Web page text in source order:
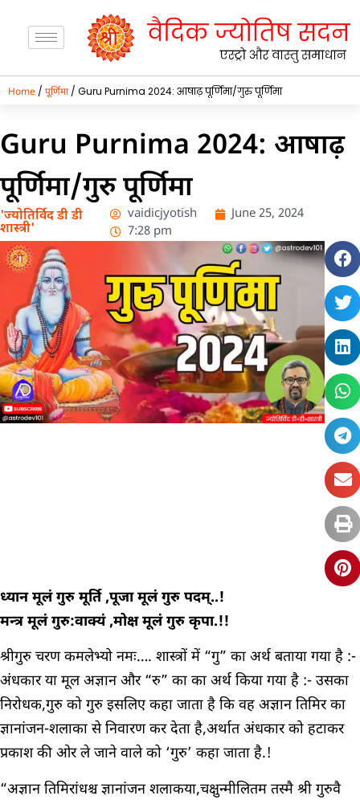
Home / पूर्णिमा/ Guru Purnima 2024: आषाढ़ पूर्णिमा/गुरु पूर्णिमा
Guru Purnima 2024: आषाढ़
पूर्णिमा/गुरु पूर्णिमा
'ज्योतिर्विद डी डी
शास्त्री'
vaidicjyotish
June 25, 2024
7:28 pm
ध्यान मूलं गुरु मूर्ति ,पूजा मूलं गुरु पदम्..!
मन्त्र मूलं गुरु:वाक्यं ,मोक्ष मूलं गुरु कृपा.!!
श्रीगुरु चरण कमलेभ्यो नमः…. शास्त्रों में “गु” का अर्थ बताया गया है :-
अंधकार या मूल अज्ञान और “रु” का का अर्थ किया गया है :- उसका
निरोधक,गुरु को गुरु इसलिए कहा जाता है कि वह अज्ञान तिमिर का
ज्ञानांजन-शलाका से निवारण कर देता है,अर्थात अंधकार को हटाकर
प्रकाश की ओर ले जाने वाले को ‘गुरु’ कहा जाता है.!
“अज्ञान तिमिरांधश्च ज्ञानांजन शलाकया,चक्षुन्मीलितम तस्मै श्री गुरुवै